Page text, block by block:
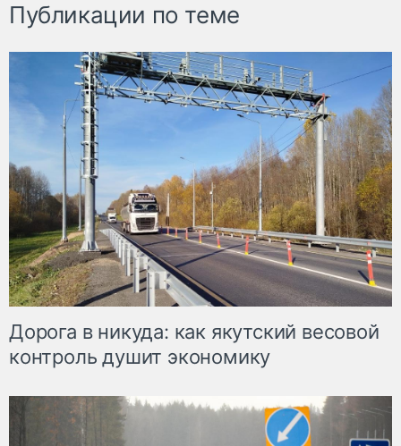
Публикации по теме
Дорога в никуда: как якутский весовой
контроль душит экономику